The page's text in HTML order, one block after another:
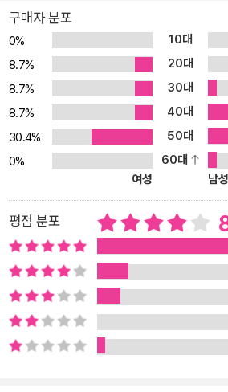
스 의사 핼리팩스는 유령이라도 본 것 같은
온 스터들리 부인의 간절한 요청으로 스터
곳에서 핼리팩스는 유령을 보았다는 남편
유령의 정체를 밝히기 위해 헨리 경의 침실에
고실의 다이아몬드>-L. T. 미드 & 로버트
업자의 특별한 금고 속에서 감쪽같이 사라
몬드. 탐정 노먼 헤드는 다이아몬드와 금고
심에 이탈리아 범죄 조직의 수장인 ‘마담 콜
이번에야말로 마담을 잡으려 하는데…. <탐정 스페이드>-대실 해밋
탐정 사무엘 스페이드는 사업가 맥스 블리
찾아가지만, 집에는 죽은 의뢰인과 살인 사
이드를 기다리고 있었다. 숨겨진 비밀이 하
의자들이 현장으로 모이는 가운데 스페이드
것인가? <의사와 그의 아내 그리고 시계>-A. K. 그린 탐정 사무소에
서 일하는 바이올렛 스트레인지는 사장에
빠진다. 총을 쏘고 흔적도 없이 사라진 치밀
라고 주장하는 눈먼 의사 그리고 남편은 망
구매자 분포
0% 10대
8.7%
20대
8.7%
30대
8.7%
40대
30.4%
50대
0%
60대
여성
남성
평점 분포